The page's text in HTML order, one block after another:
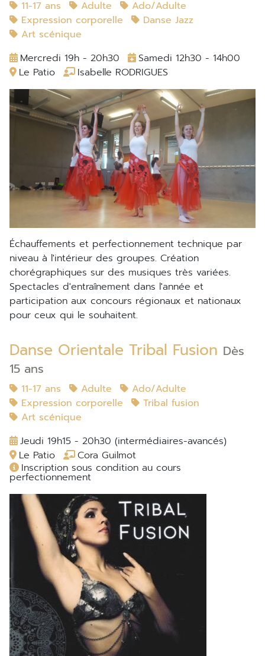
11-17 ans Adulte
Ado/Adulte
Expression corporelle
Danse Jazz
Art scénique
Mercredi 19h - 20h30
Samedi 12h30 - 14h00
Le Patio
Isabelle RODRIGUES
échauffements et perfectionnement technique par
niveau à l'intérieur des groupes. Création
chorégraphiques sur des musiques très variées.
Spectacles d'entraînement dans l'année et
participation aux concours régionaux et nationaux
pour ceux qui le souhaitent.
Danse Orientale Tribal Fusion Dès
15 ans
11-17 ans Adulte
Ado/Adulte
Expression corporelle
Tribal fusion
Art scénique
Jeudi 19h15 - 20h30 (intermédiaires-avancés)
Le Patio
Cora Guilmot
Inscription sous condition au cours
perfectionnement